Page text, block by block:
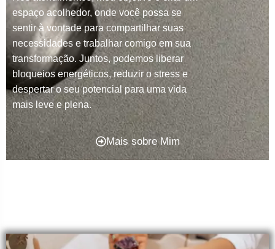
espaço acolhedor, onde você possa se
sentir à vontade para compartilhar suas
necessidades e trabalhar comigo em sua
transformação. Juntos, podemos liberar
bloqueios energéticos, reduzir o stress e
despertar o seu potencial para uma vida
mais leve e plena.
Mais sobre Mim